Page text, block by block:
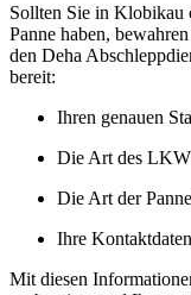
Sollten Sie in
Panne haben,
den Deha
bereit:
Ihren genauen
Die Art des LKW
Die Art der
Ihre Kontaktdaten
Mit diesen